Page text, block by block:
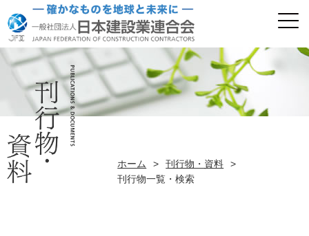
ホーム > 刊行物・資料
>
刊行物一覧・検索